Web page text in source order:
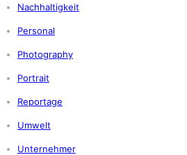
Nachhaltigkeit
Personal
Photography
Portrait
Reportage
Umwelt
Unternehmer